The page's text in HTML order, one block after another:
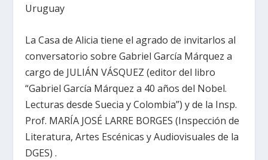
Uruguay
La Casa de Alicia tiene el agrado de invitarlos al
conversatorio sobre Gabriel García Márquez a
cargo de JULIÁN VÁSQUEZ (editor del libro
“Gabriel García Márquez a 40 años del Nobel.
Lecturas desde Suecia y Colombia”) y de la Insp.
Prof. MARÍA JOSÉ LARRE BORGES (Inspección de
Literatura, Artes Escénicas y Audiovisuales de la
DGES) .